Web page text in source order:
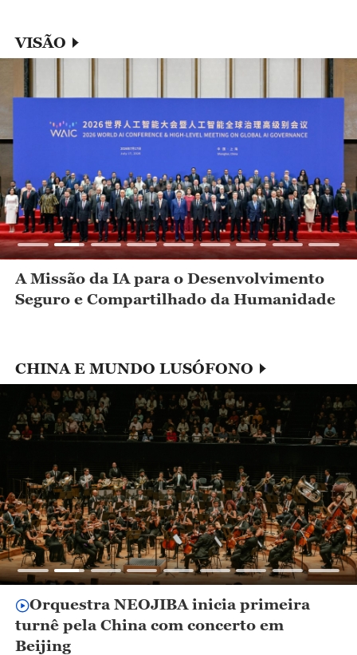
VISÃO
A Missão da IA para o Desenvolvimento
Seguro e Compartilhado da Humanidade
CHINA E MUNDO LUSÓFONO
Orquestra NEOJIBA inicia primeira
turnê pela China com concerto em
Beijing